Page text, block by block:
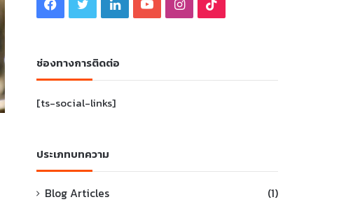
ช่องทางการติดต่อ
[ts-social-links]
ประเภทบทความ
Blog Articles
(1)